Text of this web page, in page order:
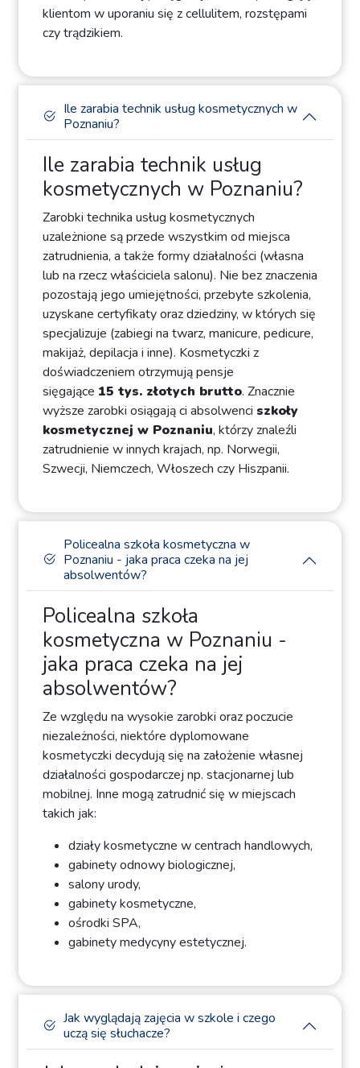
klientom w uporaniu się z cellulitem, rozstępami
czy trądzikiem.
Ile zarabia technik usług kosmetycznych w
Poznaniu?
Ile zarabia technik usług
kosmetycznych w Poznaniu?
Zarobki technika usług kosmetycznych
uzależnione są przede wszystkim od miejsca
zatrudnienia, a także formy działalności (własna
lub na rzecz właściciela salonu). Nie bez znaczenia
pozostają jego umiejętności, przebyte szkolenia,
uzyskane certyfikaty oraz dziedziny, w których się
specjalizuje (zabiegi na twarz, manicure, pedicure,
makijaż, depilacja i inne). Kosmetyczki z
doświadczeniem otrzymują pensje
sięgające 15 tys. złotych brutto. Znacznie
wyższe zarobki osiągają ci absolwenci szkoły
kosmetycznej w Poznaniu, którzy znaleźli
zatrudnienie w innych krajach, np. Norwegii,
Szwecji, Niemczech, Włoszech czy Hiszpanii.
Policealna szkoła kosmetyczna w
Poznaniu - jaka praca czeka na jej
absolwentów?
Policealna szkoła
kosmetyczna w Poznaniu -
jaka praca czeka na jej
absolwentów?
Ze względu na wysokie zarobki oraz poczucie
niezależności, niektóre dyplomowane
kosmetyczki decydują się na założenie własnej
działalności gospodarczej np. stacjonarnej lub
mobilnej. Inne mogą zatrudnić się w miejscach
takich jak:
działy kosmetyczne w centrach handlowych,
gabinety odnowy biologicznej,
salony urody,
gabinety kosmetyczne,
ośrodki SPA,
gabinety medycyny estetycznej.
Jak wyglądają zajęcia w szkole i czego
uczą się słuchacze?